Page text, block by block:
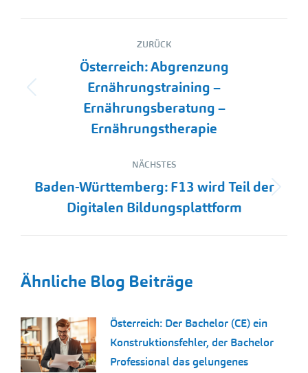
Kommentarnavigation
ZURÜCK
Vorheriger
Beitrag:
Österreich: Abgrenzung
Ernährungstraining –
Ernährungsberatung –
Ernährungstherapie
NÄCHSTES
Nächster
Beitrag:
Baden-Württemberg: F13 wird Teil der
Digitalen Bildungsplattform
Ähnliche Blog Beiträge
Österreich: Der Bachelor (CE) ein
Konstruktionsfehler, der Bachelor
Professional das gelungenes